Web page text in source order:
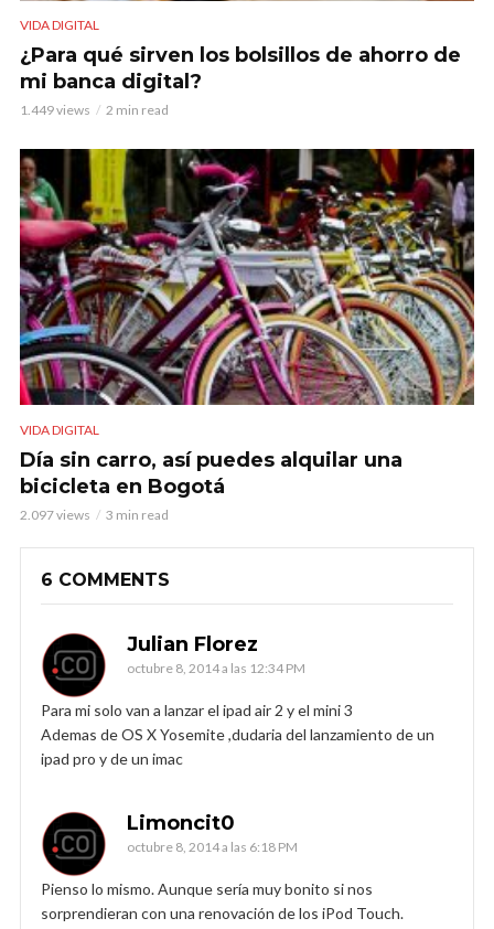
VIDA DIGITAL
¿Para qué sirven los bolsillos de ahorro de
mi banca digital?
1.449 views 2 min read
VIDA DIGITAL
Día sin carro, así puedes alquilar una
bicicleta en Bogotá
2.097 views 3 min read
6 COMMENTS
Julian Florez
octubre 8, 2014 a las 12:34 PM
Para mi solo van a lanzar el ipad air 2 y el mini 3
Ademas de OS X Yosemite ,dudaria del lanzamiento de un
ipad pro y de un imac
Limoncit0
octubre 8, 2014 a las 6:18 PM
Pienso lo mismo. Aunque sería muy bonito si nos
sorprendieran con una renovación de los iPod Touch.